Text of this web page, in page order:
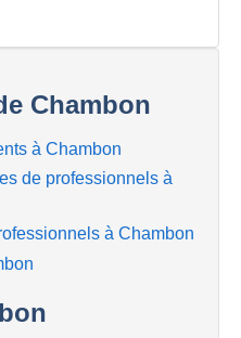
Chambon
à Chambon
de professionnels à
à Chambon